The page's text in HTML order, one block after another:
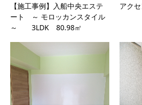
【施工事例】入船中央エステ
ート ～ モロッカンスタイル
～ 3LDK 80.98㎡
アク